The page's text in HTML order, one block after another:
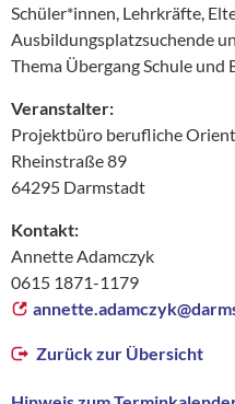
Schüler*innen, Lehrkräfte,
Ausbildungsplatzsuchende
Thema Übergang Schule und
Veranstalter:
Projektbüro berufliche
Rheinstraße 89
64295 Darmstadt
Kontakt:
Annette Adamczyk
0615 1871-1179
annette.adamczyk@
Zurück zur Übersicht